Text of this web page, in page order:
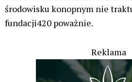
środowisku konopnym nie
fundacji420 poważnie.
Reklama